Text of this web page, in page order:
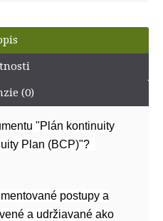
(0)
"Plán kontinuity
Plan (BCP)"?
postupy a
a udržiavané ako